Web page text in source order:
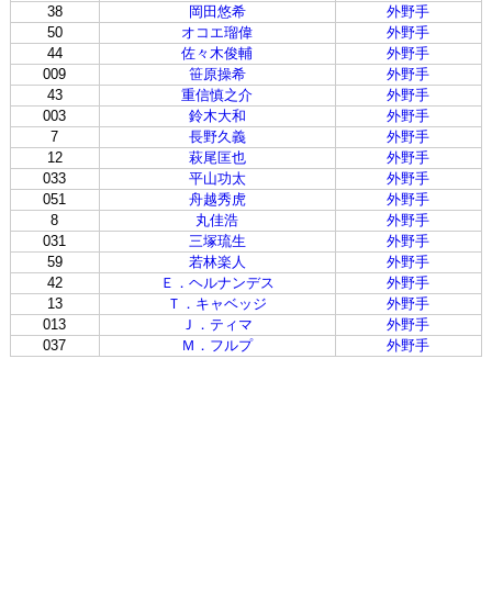
38
岡田悠希
外野手
50
オコエ瑠偉
外野手
44
佐々木俊輔
外野手
009
笹原操希
外野手
43
重信慎之介
外野手
003
鈴木大和
外野手
7
長野久義
外野手
12
萩尾匡也
外野手
033
平山功太
外野手
051
舟越秀虎
外野手
8
丸佳浩
外野手
031
三塚琉生
外野手
59
若林楽人
外野手
42
Ｅ．ヘルナンデス
外野手
13
Ｔ．キャベッジ
外野手
013
Ｊ．ティマ
外野手
037
Ｍ．フルプ 外野手